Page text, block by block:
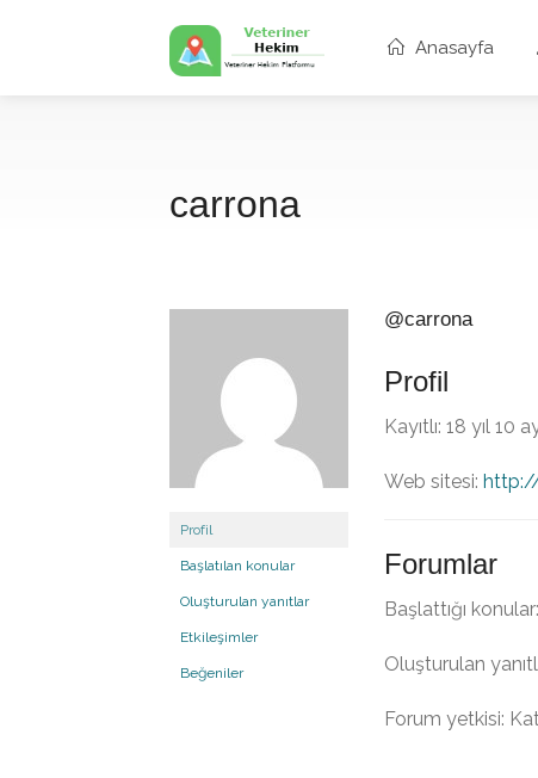
Anasayfa
carrona
Profil
Başlatılan konular
Oluşturulan yanıtlar
Etkileşimler
Beğeniler
@carrona
Profil
Kayıtlı: 18 yıl 10
Web sitesi:
Forumlar
Başlattığı
Oluşturulan
Forum yetkisi: